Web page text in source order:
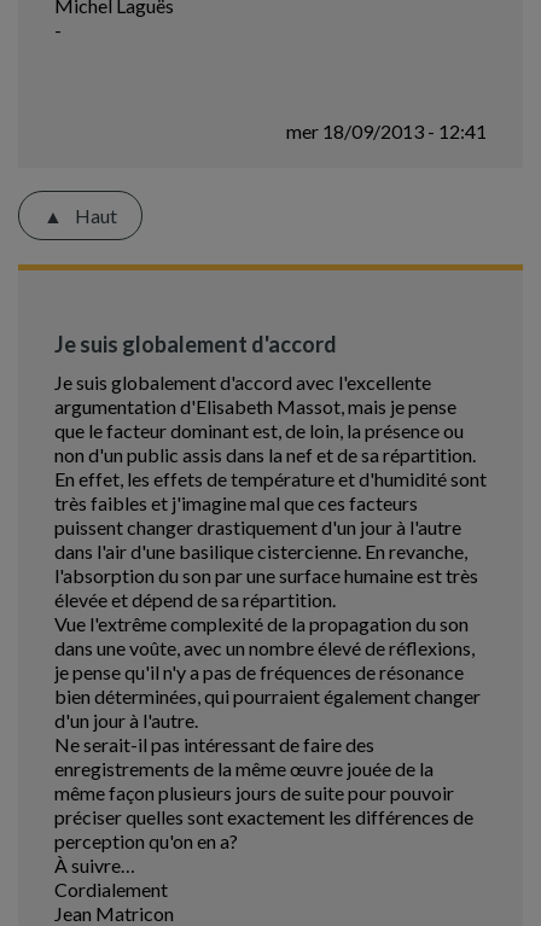
Michel Laguës
-
mer 18/09/2013 - 12:41
Haut
Je suis globalement d'accord
Je suis globalement d'accord avec l'excellente
argumentation d'Elisabeth Massot, mais je pense
que le facteur dominant est, de loin, la présence ou
non d'un public assis dans la nef et de sa répartition.
En effet, les effets de température et d'humidité sont
très faibles et j'imagine mal que ces facteurs
puissent changer drastiquement d'un jour à l'autre
dans l'air d'une basilique cistercienne. En revanche,
l'absorption du son par une surface humaine est très
élevée et dépend de sa répartition.
Vue l'extrême complexité de la propagation du son
dans une voûte, avec un nombre élevé de réflexions,
je pense qu'il n'y a pas de fréquences de résonance
bien déterminées, qui pourraient également changer
d'un jour à l'autre.
Ne serait-il pas intéressant de faire des
enregistrements de la même œuvre jouée de la
même façon plusieurs jours de suite pour pouvoir
préciser quelles sont exactement les différences de
perception qu'on en a?
À suivre…
Cordialement
Jean Matricon